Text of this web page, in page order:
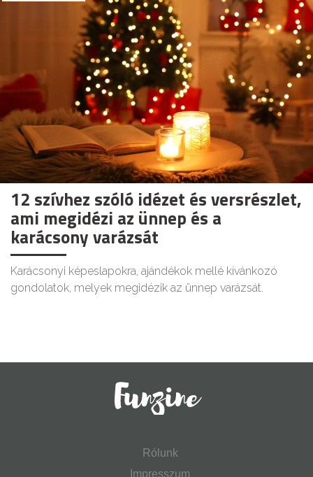
12 szívhez szóló idézet és versrészlet,
ami megidézi az ünnep és a
karácsony varázsát
Karácsonyi képeslapokra, ajándékok mellé kívánkozó
gondolatok, melyek megidézik az ünnep varázsát.
Rólunk
Impresszum